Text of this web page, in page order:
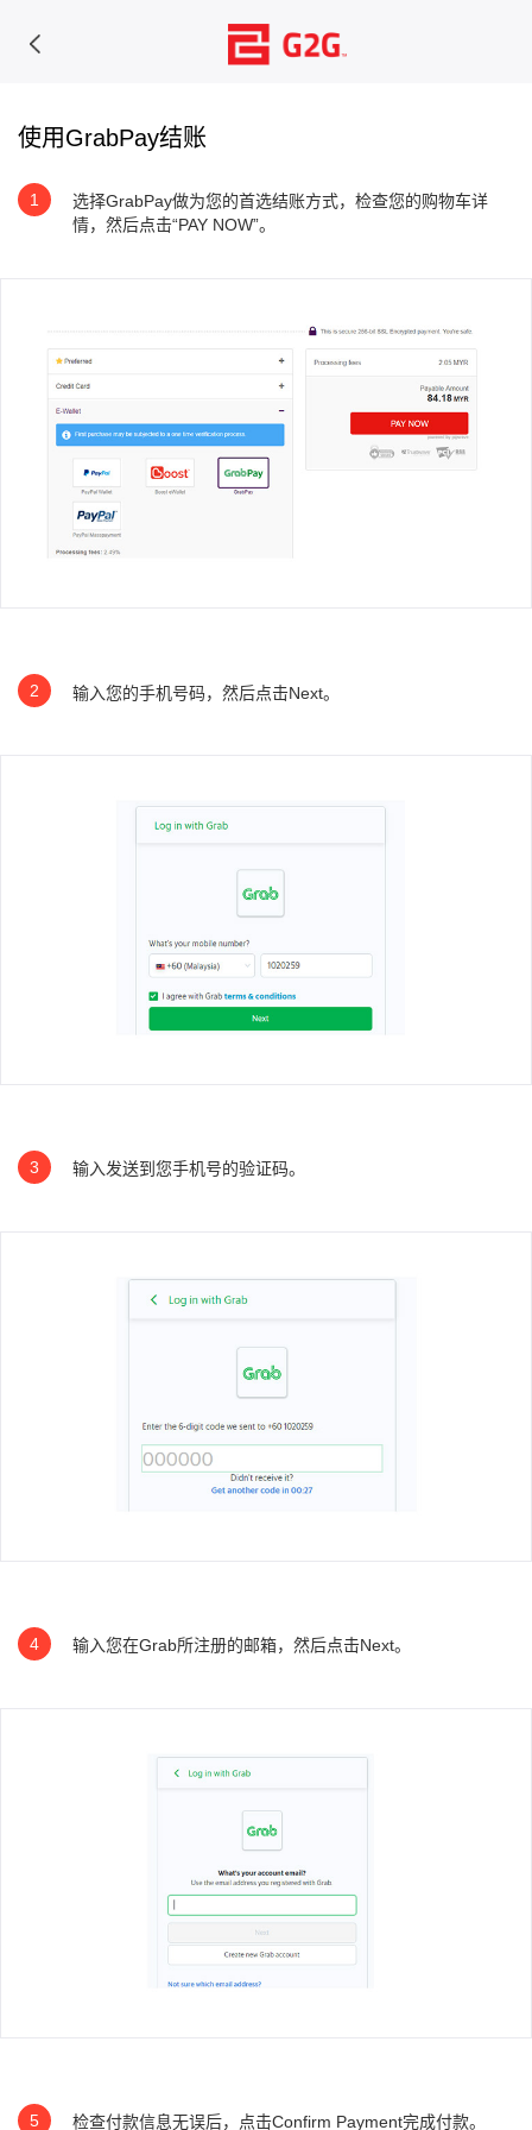
使用GrabPay结账
1
选择GrabPay做为您的首选结账方式，检查您的购物车详
情，然后点击“PAY NOW”。
2 输入您的手机号码，然后点击Next。
3 输入发送到您手机号的验证码。
4 输入您在Grab所注册的邮箱，然后点击Next。
5 检查付款信息无误后，点击Confirm Payment完成付款。